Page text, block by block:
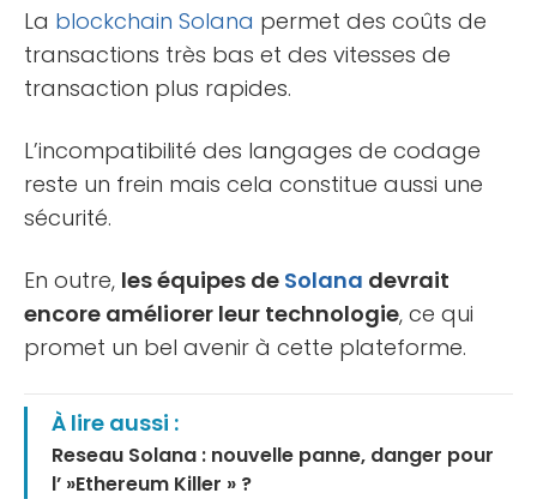
La blockchain Solana permet des coûts de
transactions très bas et des vitesses de
transaction plus rapides.
L’incompatibilité des langages de codage
reste un frein mais cela constitue aussi une
sécurité.
En outre, les équipes de Solana devrait
encore améliorer leur technologie, ce qui
promet un bel avenir à cette plateforme.
À lire aussi :
Reseau Solana : nouvelle panne, danger pour
l’ »Ethereum Killer » ?